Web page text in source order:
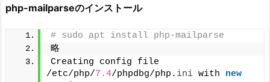
php-mailparseのインストール
# sudo apt install php-mailparse
略
Creating config file
/etc/php/7.4/phpdbg/php. ini with new